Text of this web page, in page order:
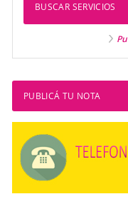
BUSCAR SERVICIOS
PUBLICÁ TU NOTA